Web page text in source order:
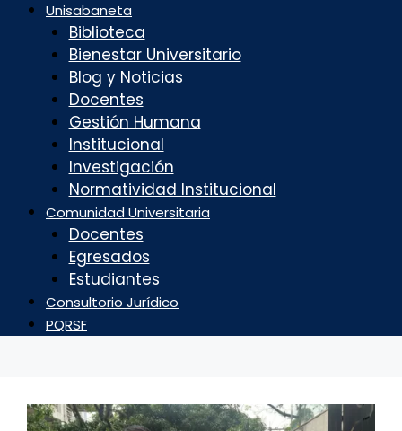
Unisabaneta
Biblioteca
Bienestar Universitario
Blog y Noticias
Docentes
Gestión Humana
Institucional
Investigación
Normatividad Institucional
Comunidad Universitaria
Docentes
Egresados
Estudiantes
Consultorio Jurídico
PQRSF